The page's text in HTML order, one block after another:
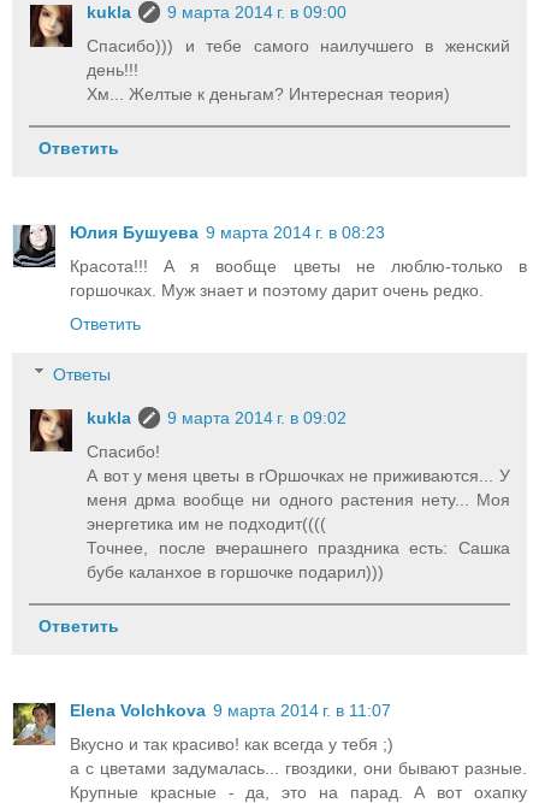
kukla
9 марта 2014 г. в 09:00
Спасибо))) и тебе самого наилучшего в женский
день!!!
Хм... Желтые к деньгам? Интересная теория)
Ответить
Юлия Бушуева 9 марта 2014 г. в 08:23
Красота!!! А я вообще цветы не люблю-только в
горшочках. Муж знает и поэтому дарит очень редко.
Ответить
Ответы
kukla
9 марта 2014 г. в 09:02
Спасибо!
А вот у меня цветы в гОршочках не приживаются... У
меня дрма вообще ни одного растения нету... Моя
энергетика им не подходит((((
Точнее, после вчерашнего праздника есть: Сашка
бубе каланхое в горшочке подарил)))
Ответить
Elena Volchkova 9 марта 2014 г. в 11:07
Вкусно и так красиво! как всегда у тебя ;)
а с цветами задумалась... гвоздики, они бывают разные.
Крупные красные - да, это на парад. А вот охапку